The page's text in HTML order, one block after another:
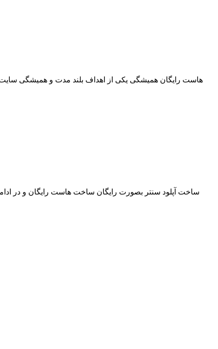
ساخت آپلود سنتر بصورت رایگان ساخت هاست رایگان و در